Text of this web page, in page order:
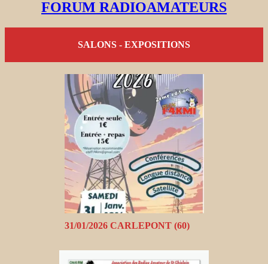
FORUM RADIOAMATEURS
SALONS - EXPOSITIONS
31/01/2026 CARLEPONT (60)